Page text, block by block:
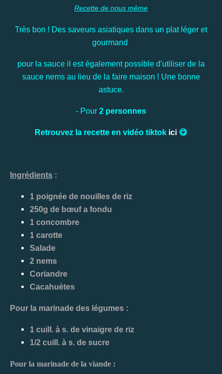
Recette de nous même
Très bon ! Des saveurs asiatiques dans un plat léger et
gourmand
pour la sauce il est également possible d'utiliser de la
sauce nems au lieu de la faire maison ! Une bonne
astuce.
- Pour 2 personnes
Retrouvez la recette en vidéo tiktok ici 😋
Ingrédients :
1 poignée de nouilles de riz
250g de bœuf a fondu
1 concombre
1 carotte
Salade
2 nems
Coriandre
Cacahuètes
Pour la marinade des légumes :
1 cuill. à s. de vinaigre de riz
1/2 cuill. à s. de sucre
Pour la marinade de la viande :